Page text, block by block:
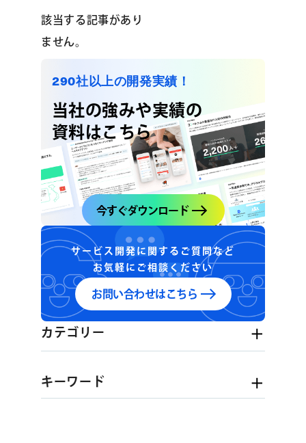
該当する記事があり
ません。
290社以上の開発実績！
当社の強みや実績の
資料はこちら
今すぐダウンロード
サービス開発に関するご質問など
お気軽にご相談ください
お問い合わせはこちら
カテゴリー
キーワード